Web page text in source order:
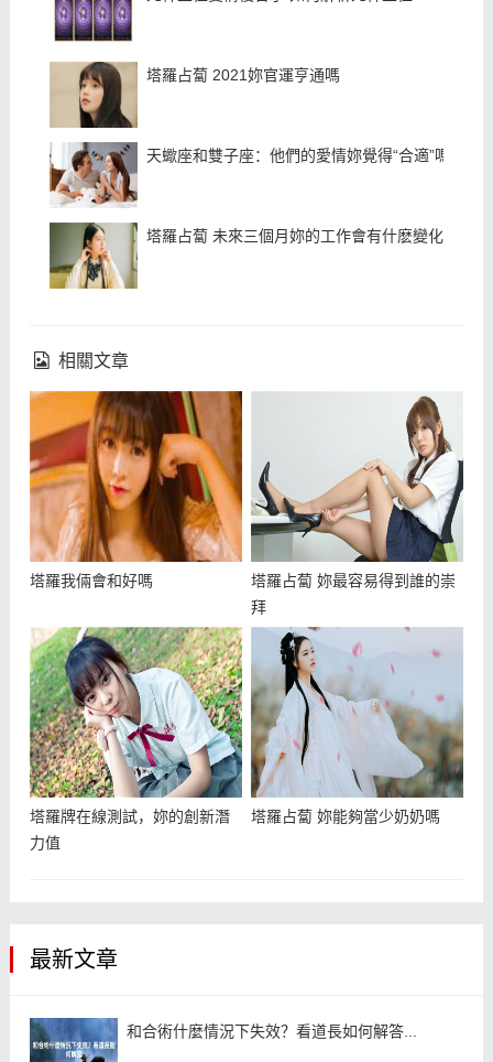
塔羅占蔔 2021妳官運亨通嗎
天蠍座和雙子座：他們的愛情妳覺得“合適”嗎
塔羅占蔔 未來三個月妳的工作會有什麽變化
相關文章
塔羅我倆會和好嗎
塔羅占蔔 妳最容易得到誰的崇
拜
塔羅牌在線測試，妳的創新潛
力值
塔羅占蔔 妳能夠當少奶奶嗎
最新文章
和合術什麼情況下失效？看道長如何解答...